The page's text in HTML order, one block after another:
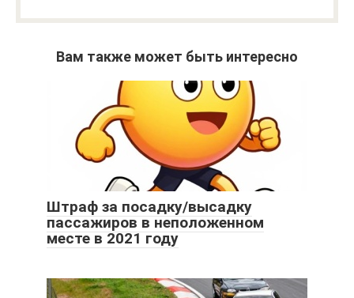
Вам также может быть интересно
Штраф за посадку/высадку
пассажиров в неположенном
месте в 2021 году